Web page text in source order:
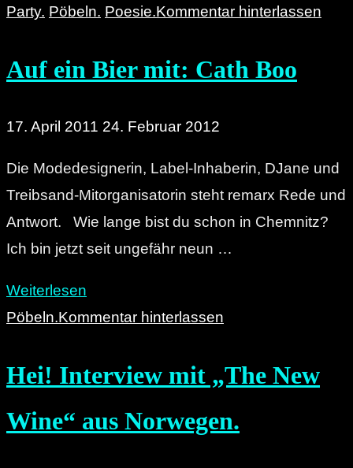
BEATS
housige
minimale
in
der
BETA-
BAR
Party. Pöbeln. Poesie.Kommentar hinterlassen
Auf ein Bier mit: Cath Boo
17. April 2011 24. Februar 2012
Die Modedesignerin, Label-Inhaberin, DJane und
Treibsand-Mitorganisatorin steht remarx Rede und
Antwort. Wie lange bist du schon in Chemnitz?
Ich bin jetzt seit ungefähr neun …
Weiterlesen
ein
mit:
Boo"
Pöbeln.Kommentar hinterlassen
Hei! Interview mit „The New
Wine“ aus Norwegen.